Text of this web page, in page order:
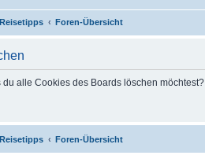
Foren-Übersicht
du alle Cookies des Boards löschen möchtest?
Foren-Übersicht